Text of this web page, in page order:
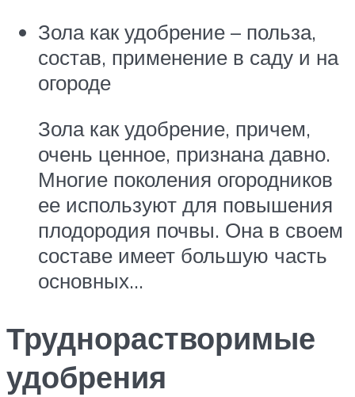
Зола как удобрение – польза,
состав, применение в саду и на
огороде
Зола как удобрение, причем,
очень ценное, признана давно.
Многие поколения огородников
ее используют для повышения
плодородия почвы. Она в своем
составе имеет большую часть
основных…
Труднорастворимые
удобрения